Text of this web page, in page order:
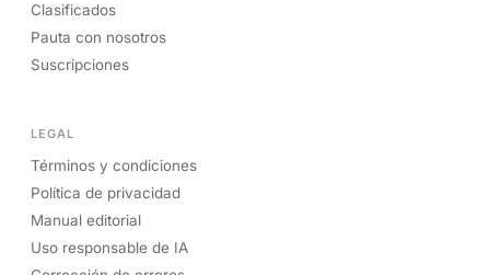
Clasificados
Pauta con nosotros
Suscripciones
LEGAL
Términos y condiciones
Política de privacidad
Manual editorial
Uso responsable de IA